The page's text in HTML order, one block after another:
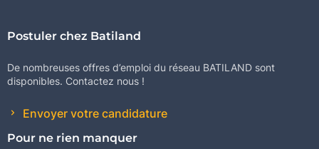
Postuler chez Batiland
De nombreuses offres d’emploi du réseau BATILAND sont
disponibles. Contactez nous !
Envoyer votre candidature
Pour ne rien manquer